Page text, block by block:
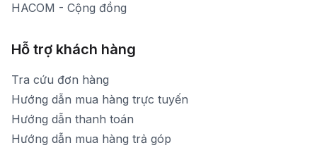
HACOM - Cộng đồng
Hỗ trợ khách hàng
Tra cứu đơn hàng
Hướng dẫn mua hàng trực tuyến
Hướng dẫn thanh toán
Hướng dẫn mua hàng trả góp